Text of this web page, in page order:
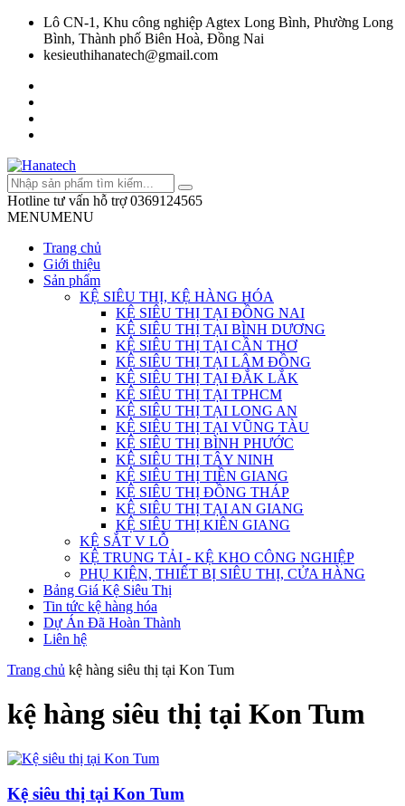
Lô CN-1, Khu công nghiệp Agtex Long Bình, Phường Long
Bình, Thành phố Biên Hoà, Đồng Nai
kesieuthihanatech@gmail.com
Hotline tư vấn hỗ trợ 0369124565
MENUMENU
Trang chủ
Giới thiệu
Sản phẩm
KỆ SIÊU THỊ, KỆ HÀNG HÓA
KỆ SIÊU THỊ TẠI ĐỒNG NAI
KỆ SIÊU THỊ TẠI BÌNH DƯƠNG
KỆ SIÊU THỊ TẠI CẦN THƠ
KỆ SIÊU THỊ TẠI LÂM ĐỒNG
KỆ SIÊU THỊ TẠI ĐẮK LẮK
KỆ SIÊU THỊ TẠI TPHCM
KỆ SIÊU THỊ TẠI LONG AN
KỆ SIÊU THỊ TẠI VŨNG TÀU
KỆ SIÊU THỊ BÌNH PHƯỚC
KỆ SIÊU THỊ TÂY NINH
KỆ SIÊU THỊ TIỀN GIANG
KỆ SIÊU THỊ ĐỒNG THÁP
KỆ SIÊU THỊ TẠI AN GIANG
KỆ SIÊU THỊ KIÊN GIANG
KỆ SẮT V LỖ
KỆ TRUNG TẢI - KỆ KHO CÔNG NGHIỆP
PHỤ KIỆN, THIẾT BỊ SIÊU THỊ, CỬA HÀNG
Bảng Giá Kệ Siêu Thị
Tin tức kệ hàng hóa
Dự Án Đã Hoàn Thành
Liên hệ
Trang chủ kệ hàng siêu thị tại Kon Tum
kệ hàng siêu thị tại Kon Tum
Kệ siêu thị tại Kon Tum